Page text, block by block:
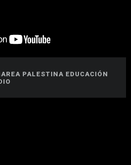
PALESTINA EDUCACIÓN